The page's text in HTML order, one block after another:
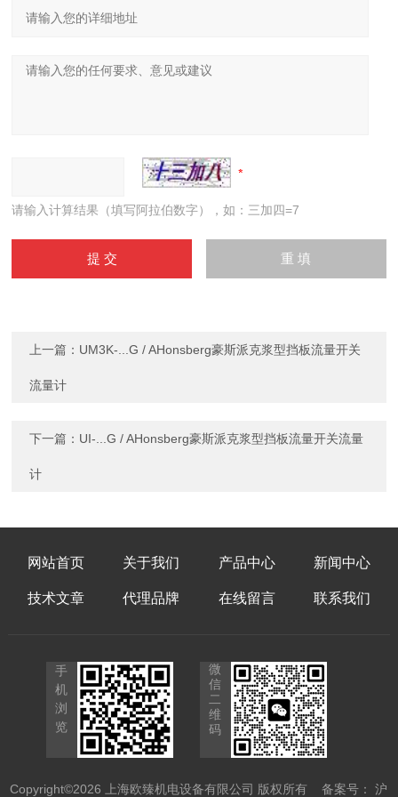
请输入计算结果（填写阿拉伯数字），如：三加四=7
上一篇： UM3K-...G / AHonsberg豪斯派克浆型挡板流量开关
流量计
下一篇： UI-...G / AHonsberg豪斯派克浆型挡板流量开关流量
计
网站首页 关于我们 产品中心 新闻中心
技术文章 代理品牌 在线留言 联系我们
手
机
浏
览
微
信
二
维
码
Copyright©2026 上海欧臻机电设备有限公司 版权所有备案号： 沪